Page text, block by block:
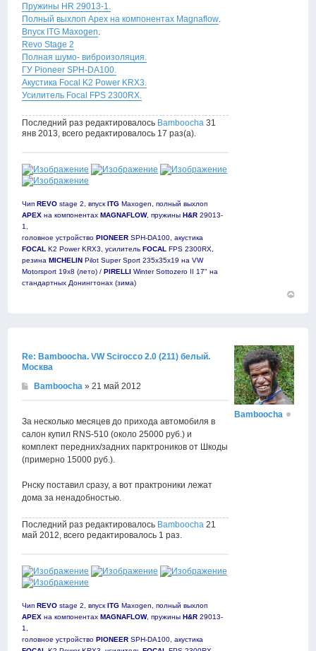
Пружины HR 29013-1.
Полный выхлоп Apex на компонентах Magnaflow.
Впуск ITG Maxogen.
Revo Stage 2
Полная шумо- виброизоляция.
ГУ Pioneer SPH-DA100.
Акустика Focal K2 Power KRX3.
Усилитель Focal FPS 2300RX.
Последний раз редактировалось Bamboocha 31
янв 2013, всего редактировалось 17 раз(а).
ЧипREVO stage 2, впускITG Maxogen, полный выхлоп
APEX на компонентахMAGNAFLOW, пружиныH&R 29013-
1,
головное устройствоPIONEER SPH-DA100, акустика
FOCAL K2 Power KRX3, усилительFOCAL FPS 2300RX,
резинаMICHELIN Pilot Super Sport 235х35х19 на VW
Motorsport 19х8 (лето) /PIRELLI Winter Sottozero II 17" на
стандартных Донингтонах (зима)
Re: Bamboocha. VW Scirocco 2.0 (211) белый.
Москва
Bamboocha » 21 май 2012
За несколько месяцев до прихода автомобиля в
салон купил RNS-510 (около 25000 руб.) и
комплект передних/задних парктроников от Шкоды
(примерно 15000 руб.).
Рнску поставил сразу, а вот практроники лежат
дома за ненадобностью.
Последний раз редактировалось Bamboocha 21
май 2012, всего редактировалось 1 раз.
ЧипREVO stage 2, впускITG Maxogen, полный выхлоп
APEX на компонентахMAGNAFLOW, пружиныH&R 29013-
1,
головное устройствоPIONEER SPH-DA100, акустика
Bamboocha